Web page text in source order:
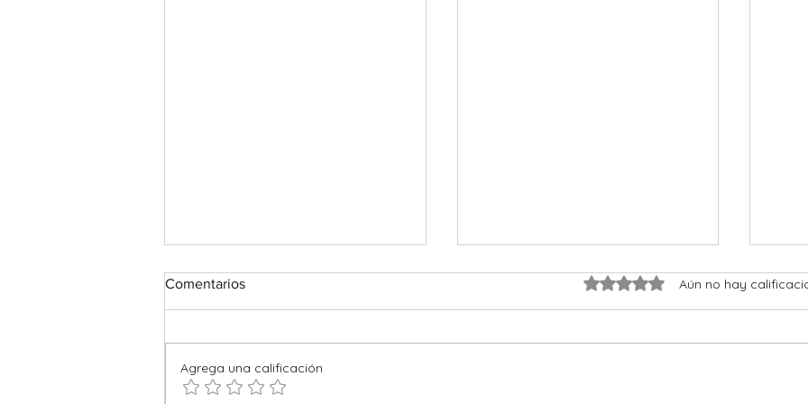
Comentarios Obtuvo 0 de 5 estrellas.
Aún no hay
Agrega una calificación